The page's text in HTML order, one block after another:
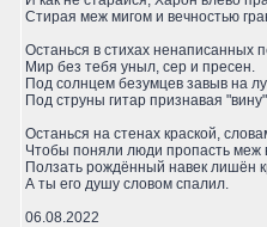
Стирая меж мигом и вечностью
Останься в стихах ненаписанных
Мир без тебя уныл, сер и пресен.
Под солнцем безумцев завыв на
Под струны гитар признавая
Останься на стенах краской,
Чтобы поняли люди пропасть меж
Ползать рождённый навек лишён
А ты его душу словом спалил.
06.08.2022